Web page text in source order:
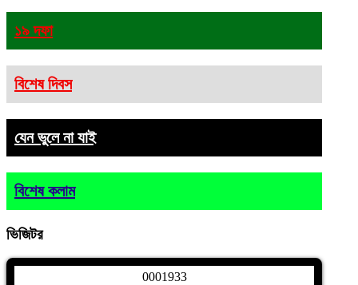
১৯ দফা
বিশেষ দিবস
যেন ভুলে না যাই
বিশেষ কলাম
ভিজিটর
0001933